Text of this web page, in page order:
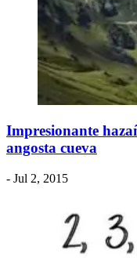
Impresionante
angosta cueva
- Jul 2, 2015